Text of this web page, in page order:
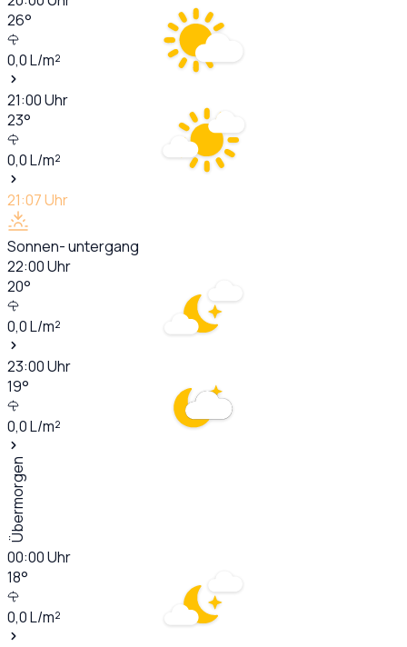
26°
0,0L/m²
21:00Uhr
23°
0,0L/m²
21:07Uhr
Sonnen- untergang
22:00Uhr
20°
0,0L/m²
23:00Uhr
19°
0,0L/m²
Übermorgen
00:00Uhr
18°
0,0L/m²